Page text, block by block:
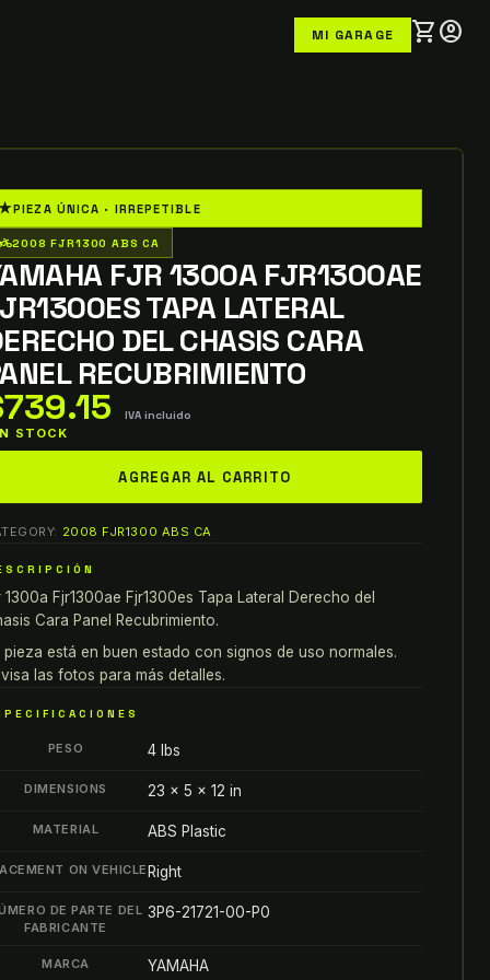
MI GARAGE shopping_cartaccount_circle
PIEZA ÚNICA · IRREPETIBLE
2008 FJR1300 ABS CA
FJR 1300A FJR1300AE
TAPA LATERAL
DEL CHASIS CARA
RECUBRIMIENTO
739.15 IVA incluido
STOCK
AGREGAR AL CARRITO
2008 FJR1300 ABS CA
1300a Fjr1300ae Fjr1300es Tapa Lateral Derecho del
Cara Panel Recubrimiento.
pieza está en buen estado con signos de uso normales.
las fotos para más detalles.
PESO 4 lbs
DIMENSIONS 23 × 5 × 12 in
MATERIAL ABS Plastic
ON VEHICLE Right
DE PARTE DEL
FABRICANTE
3P6-21721-00-P0
MARCA YAMAHA